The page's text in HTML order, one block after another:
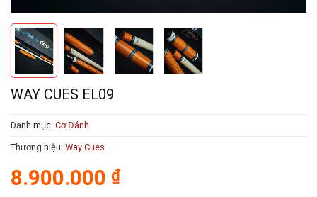
WAY CUES EL09
Danh mục: Cơ Đánh
Thương hiệu: Way Cues
8.900.000 ₫